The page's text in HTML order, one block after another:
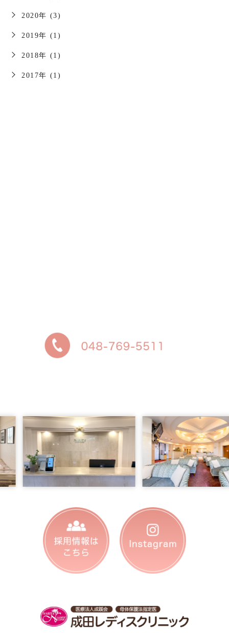
2020年 (3)
2019年 (1)
2018年 (1)
2017年 (1)